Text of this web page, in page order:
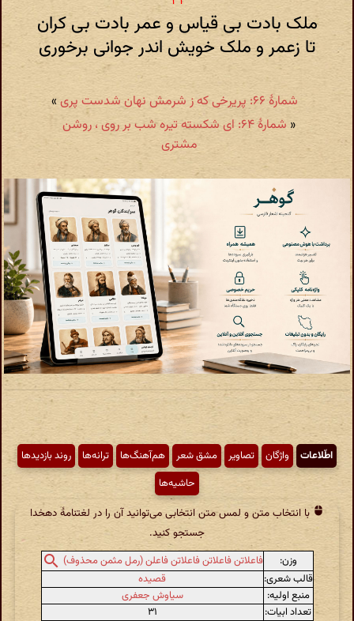
ملک بادت بی قیاس و عمر بادت بی کران
تا زعمر و ملک خویش اندر جوانی برخوری
شمارهٔ ۶۶: پریرخی که ز شرمش نهان شدست پری
»
«
شمارهٔ ۶۴: ای شکسته تیره شب بر روی ، روشن
مشتری
اطّلاعات واژگان تصاویر مشق شعر هم‌آهنگ‌ها ترانه‌ها
روند بازدیدها
حاشیه‌ها
با انتخاب متن و لمس متن انتخابی می‌توانید آن را در لغتنامهٔ دهخدا
جستجو کنید.
وزن:
فاعلاتن فاعلاتن فاعلاتن فاعلن (رمل مثمن محذوف)
قالب شعری:
قصیده
منبع اولیه:
سیاوش جعفری
تعداد ابیات:
۳۱